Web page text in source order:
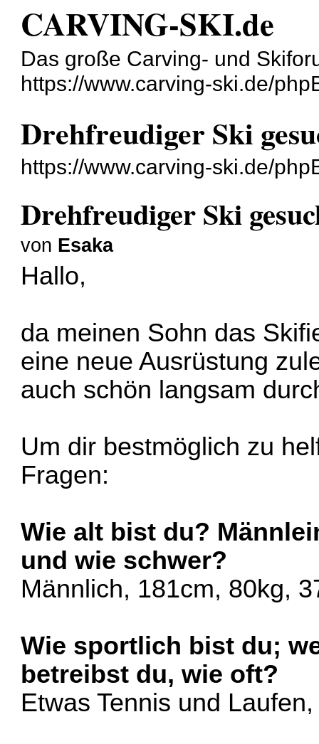
CARVING-SKI.de
Das große Carving- und
https://www.carving-ski.de/
Drehfreudiger Ski
https://www.carving-ski.de/
Drehfreudiger Ski
von Esaka
Hallo,
da meinen Sohn das
eine neue Ausrüstung
auch schön langsam
Um dir bestmöglich zu
Fragen:
Wie alt bist du?
und wie schwer?
Männlich, 181cm, 80kg,
Wie sportlich bist du;
betreibst du, wie oft?
Etwas Tennis und